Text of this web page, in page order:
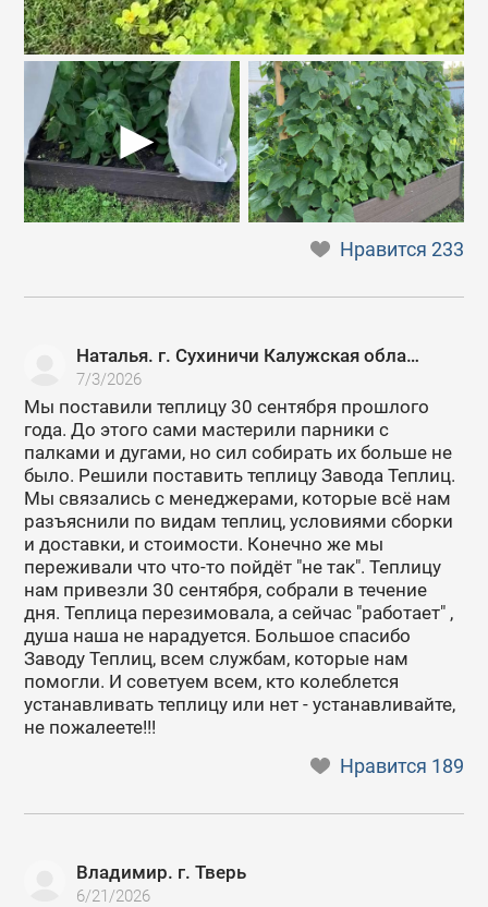
Нравится233
Наталья. г. Сухиничи Калужская область
7/3/2026
Мы поставили теплицу 30 сентября прошлого
года. До этого сами мастерили парники с
палками и дугами, но сил собирать их больше не
было. Решили поставить теплицу Завода Теплиц.
Мы связались с менеджерами, которые всё нам
разъяснили по видам теплиц, условиями сборки
и доставки, и стоимости. Конечно же мы
переживали что что-то пойдёт "не так". Теплицу
нам привезли 30 сентября, собрали в течение
дня. Теплица перезимовала, а сейчас "работает" ,
душа наша не нарадуется. Большое спасибо
Заводу Теплиц, всем службам, которые нам
помогли. И советуем всем, кто колеблется
устанавливать теплицу или нет - устанавливайте,
не пожалеете!!!
Нравится 189
Владимир. г. Тверь
6/21/2026